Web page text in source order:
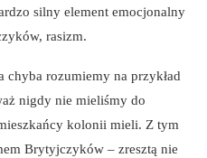
silny element emocjonalny
rasizm.
chyba rozumiemy na przykład
nigdy nie mieliśmy do
kolonii mieli. Z tym
Brytyjczyków – zresztą nie